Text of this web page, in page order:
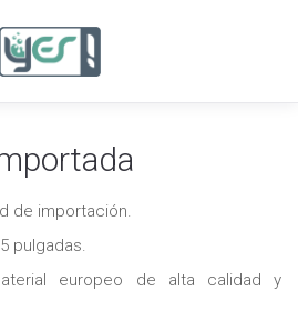
de importación.
pulgadas.
europeo de alta calidad y